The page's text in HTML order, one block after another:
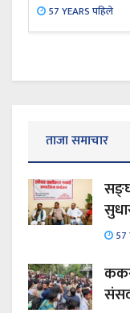
57 YEARS पहिले
ताजा समाचार
57